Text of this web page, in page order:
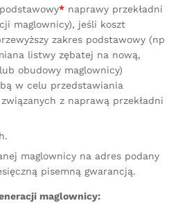
* naprawy przekładni
maglownicy), jeśli koszt
zakres podstawowy (np
listwy zębatej na nową,
obudowy maglownicy)
w celu przedstawiania
z naprawą przekładni
maglownicy na adres podany
pisemną gwarancją.
maglownicy: